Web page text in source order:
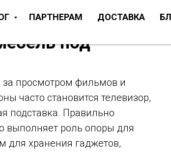
ПАРТНЕРАМ ДОСТАВКА
под
за просмотром фильмов и
часто становится телевизор,
подставка. Правильно
выполняет роль опоры для
для хранения гаджетов,